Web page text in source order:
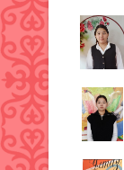
05
жұмыс
05